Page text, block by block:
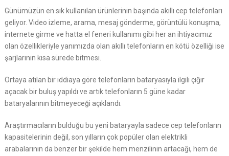
Günümüzün en sık kullanılan ürünlerinin başında akıllı cep telefonları
geliyor. Video izleme, arama, mesaj gönderme, görüntülü konuşma,
internete girme ve hatta el feneri kullanımı gibi her an ihtiyacımız
olan özellikleriyle yanımızda olan akıllı telefonların en kötü özelliği ise
şarjlarının kısa sürede bitmesi.
Ortaya atılan bir iddiaya göre telefonların bataryasıyla ilgili çığır
açacak bir buluş yapıldı ve artık telefonların 5 güne kadar
bataryalarının bitmeyeceği açıklandı.
Araştırmacıların bulduğu bu yeni bataryayla sadece cep telefonların
kapasitelerinin değil, son yılların çok popüler olan elektrikli
arabalarının da benzer bir şekilde hem menzilinin artacağı, hem de